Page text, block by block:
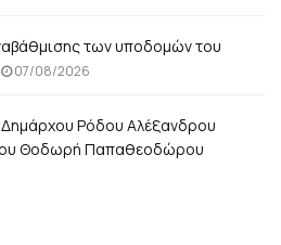
των υποδομών του
07/08/2026
Ρόδου Αλέξανδρου
Θοδωρή Παπαθεοδώρου